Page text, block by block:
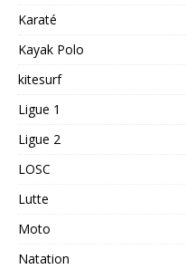
Karaté
Kayak Polo
kitesurf
Ligue 1
Ligue 2
LOSC
Lutte
Moto
Natation